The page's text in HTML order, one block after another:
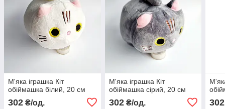
М'яка іграшка Кіт
обіймашка білий, 20 см
302 ₴/од.
М'яка іграшка Кіт
обіймашка сірий, 20 см
302₴/од. 302